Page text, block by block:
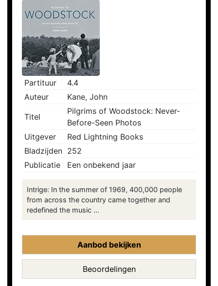
Partituur
4.4
Auteur
Kane, John
Titel
Pilgrims of Woodstock: Never-
Before-Seen Photos
Uitgever
Red Lightning Books
Bladzijden 252
Publicatie
Een onbekend jaar
Intrige: In the summer of 1969, 400,000 people
from across the country came together and
redefined the music ...
Aanbod bekijken
Beoordelingen